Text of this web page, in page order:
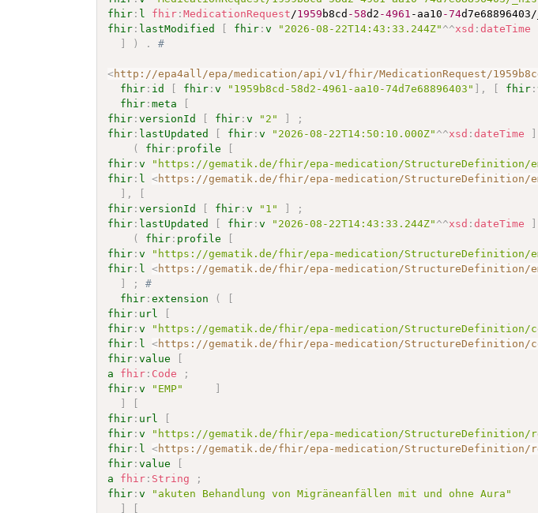
fhir : l fhir :MedicationRequest /1959 b8cd -58d2 -4961 -aa10 -74
fhir : lastModified fhir :v "2026-08-22T14:43:33.244Z" ^^xsd :dateTime
) . #
<http://epa4all/epa/medication/api/v1/fhir/MedicationRequest/1959b8cd-
fhir : id fhir :v "1959b8cd-58d2-4961-aa10-74d7e68896403" , fhir :
fhir :meta
fhir :versionId fhir :v "2"
;
fhir : lastUpdated fhir :v "2026-08-22T14:50:10.000Z" ^^xsd :dateTime
(
fhir : profile
fhir :v "https://gematik.de/fhir/epa-medication/StructureDefinition/
fhir : l <https://gematik.de/fhir/epa-medication/StructureDefinition/
,
fhir :versionId fhir :v "1"
;
fhir : lastUpdated fhir :v "2026-08-22T14:43:33.244Z" ^^xsd :dateTime
(
fhir : profile
fhir :v "https://gematik.de/fhir/epa-medication/StructureDefinition/
fhir : l <https://gematik.de/fhir/epa-medication/StructureDefinition/
;
#
fhir :extension (
fhir : url
fhir :v "https://gematik.de/fhir/epa-medication/StructureDefinition/
fhir : l <https://gematik.de/fhir/epa-medication/StructureDefinition/
fhir :value
a
fhir : Code
;
fhir :v "EMP"
fhir : url
fhir :v "https://gematik.de/fhir/epa-medication/StructureDefinition/
fhir : l <https://gematik.de/fhir/epa-medication/StructureDefinition/
fhir :value
a
fhir : String
;
fhir :v "akuten Behandlung von Migräneanfällen mit und ohne Aura"